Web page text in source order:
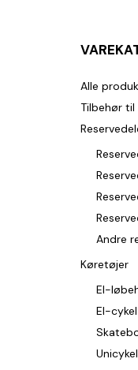
Alle
Tilbehør
Andre
Køretøjer
El-
El-cykel
Unicykel